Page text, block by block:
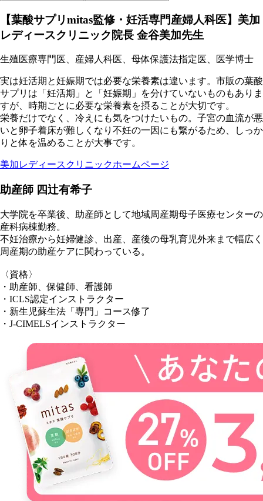
【葉酸サプリmitas監修・妊活専門産婦人科医】美加
レディースクリニック院長 金谷美加先生
生殖医療専門医、産婦人科医、母体保護法指定医、医学博士
実は妊活期と妊娠期では必要な栄養素は違います。市販の葉酸
サプリは「妊活期」と「妊娠期」を分けていないものもありま
すが、時期ごとに必要な栄養素を摂ることが大切です。
栄養だけでなく、冷えにも気をつけたいもの。子宮の血流が悪
いと卵子着床が難しくなり不妊の一因にも繋がるため、しっか
りと体を温めることが大事です。
美加レディースクリニックホームページ
助産師 四辻有希子
大学院を卒業後、助産師として地域周産期母子医療センターの
産科病棟勤務。
不妊治療から妊婦健診、出産、産後の母乳育児外来まで幅広く
周産期の助産ケアに関わっている。
〈資格〉
・助産師、保健師、看護師
・ICLS認定インストラクター
・新生児蘇生法「専門」コース修了
・J-CIMELSインストラクター